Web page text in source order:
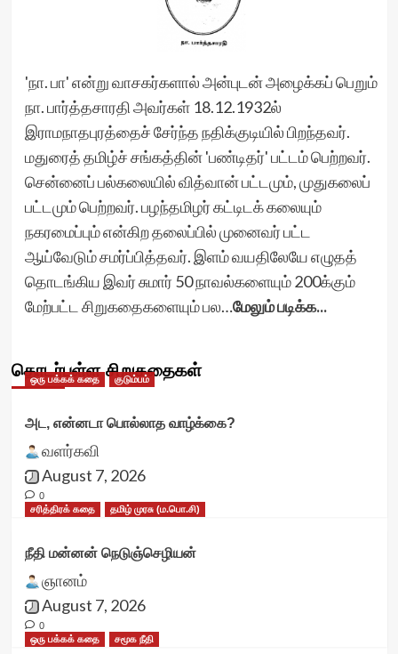
'நா. பா' என்று வாசகர்களால் அன்புடன் அழைக்கப் பெறும்
நா. பார்த்தசாரதி அவர்கள் 18.12.1932ல்
இராமநாதபுரத்தைச் சேர்ந்த நதிக்குடியில் பிறந்தவர்.
மதுரைத் தமிழ்ச் சங்கத்தின் 'பண்டிதர்' பட்டம் பெற்றவர்.
சென்னைப் பல்கலையில் வித்வான் பட்டமும், முதுகலைப்
பட்டமும் பெற்றவர். பழந்தமிழர் கட்டிடக் கலையும்
நகரமைப்பும் என்கிற தலைப்பில் முனைவர் பட்ட
ஆய்வேடும் சமர்ப்பித்தவர். இளம் வயதிலேயே எழுதத்
தொடங்கிய இவர் சுமார் 50 நாவல்களையும் 200க்கும்
மேற்பட்ட சிறுகதைகளையும் பல…மேலும் படிக்க...
தொடர்புள்ள சிறுகதைகள்
ஒரு பக்கக் கதை குடும்பம்
அட, என்னடா பொல்லாத வாழ்க்கை?
வளர்கவி
August 7, 2026
0
சரித்திரக் கதை
தமிழ் முரசு (ம.பொ.சி)
நீதி மன்னன் நெடுஞ்செழியன்
ஞானம்
August 7, 2026
0
ஒரு பக்கக் கதை
சமூக நீதி